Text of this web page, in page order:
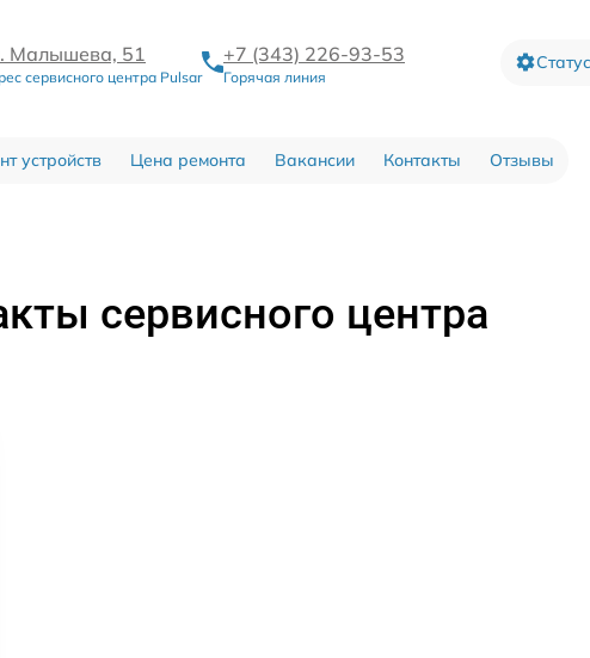
Малышева, 51
сервисного центра Pulsar
+7 (343) 226-93-53
Горячая линия
устройств Цена ремонта Вакансии Контакты Отзывы
сервисного центра